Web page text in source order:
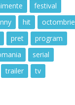
festival
hit
octombrie
pret
program
serial
trailer tv